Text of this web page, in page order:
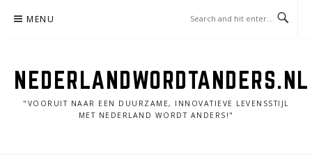
MENU
NEDERLANDWORDTANDERS.NL
"VOORUIT NAAR EEN DUURZAME, INNOVATIEVE LEVENSSTIJL
MET NEDERLAND WORDT ANDERS!"